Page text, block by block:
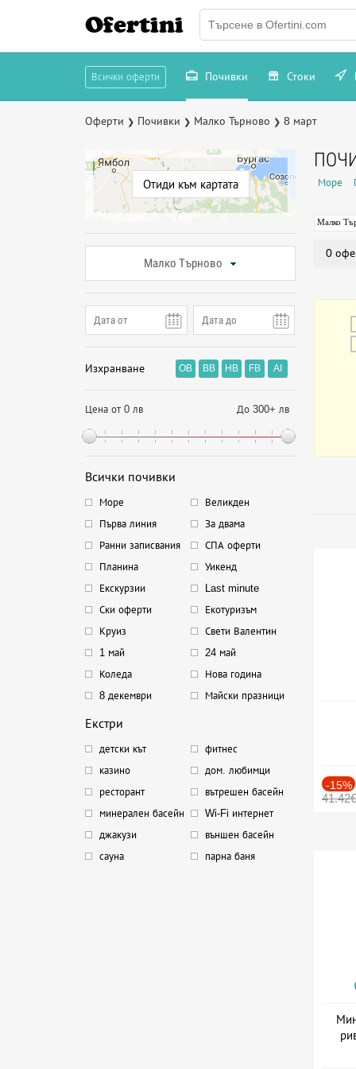
Ofertini
Всички оферти Почивки Стоки
Оферти ❯ Почивки ❯ Малко Търново ❯ 8 март
Отиди към картата
Малко Търново
Изхранване OB BB HB FB AI
Цена от 0 лв До 300+ лв
Всички почивки
Море
Великден
Първа линия
За двама
Ранни записвания
СПА оферти
Планина
Уикенд
Екскурзии
Last minute
Ски оферти
Екотуризъм
Круиз
Свети Валентин
1 май
24 май
Коледа
Нова година
8 декември
Майски празници
Екстри
детски кът
фитнес
казино
дом. любимци
ресторант
вътрешен басейн
минерален басейн
Wi-Fi интернет
джакузи
външен басейн
сауна
парна баня
Море
Малко
0
-15%
41.42€